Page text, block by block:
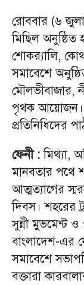
রোববার (৬
মিছিল
শোকর‌্যালি,
সমাবেশে
মৌলভীবাজার,
পৃথক আয়োজন।
প্রতিনিধিদের
ফেনী :মিথ্যা,
মানবতার পথে
আত্মত্যাগের
দিবস। শহরের
সুন্নী মুভমেন্ট ও
বাংলাদেশ-এর
সমাবেশে
বক্তারা